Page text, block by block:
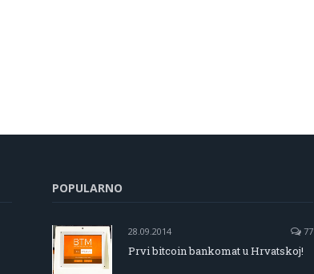
POPULARNO
28.09.2014 77
Prvi bitcoin bankomat u Hrvatskoj!